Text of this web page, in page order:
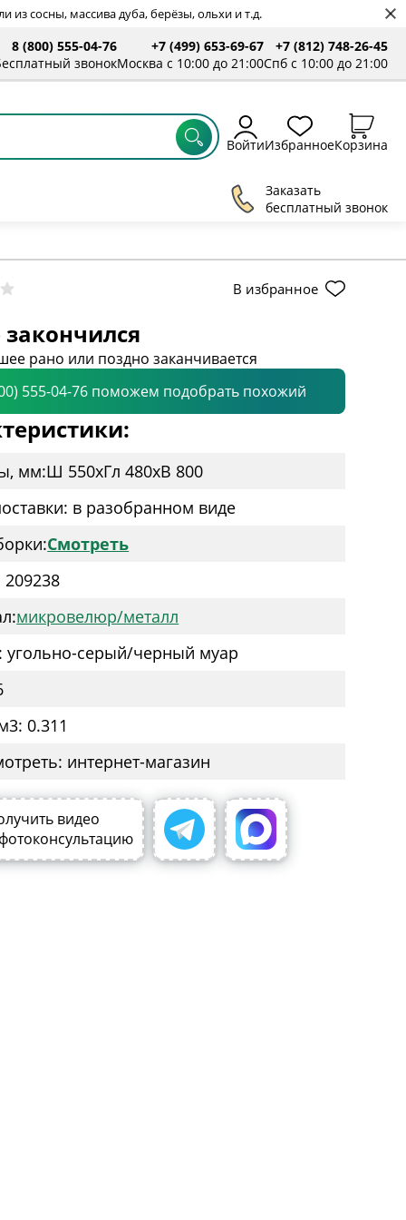
сосны, массива дуба, берёзы, ольхи и т.д.
8 (800) 555-04-76
звонок
+7 (499) 653-69-67
Москва с 10:00 до 21:00
+7 (812) 748-26-45
Спб с 10:00 до 21:00
ВойтиИзбранноеКорзина
Заказать
бесплатный звонок
В избранное
закончился
рано или поздно заканчивается
555-04-76 поможем подобрать похожий
мм:Ш 550xГл 480xВ 800
в разобранном виде
Смотреть
209238
микровелюр/металл
угольно-серый/черный муар
0.311
интернет-магазин
видео